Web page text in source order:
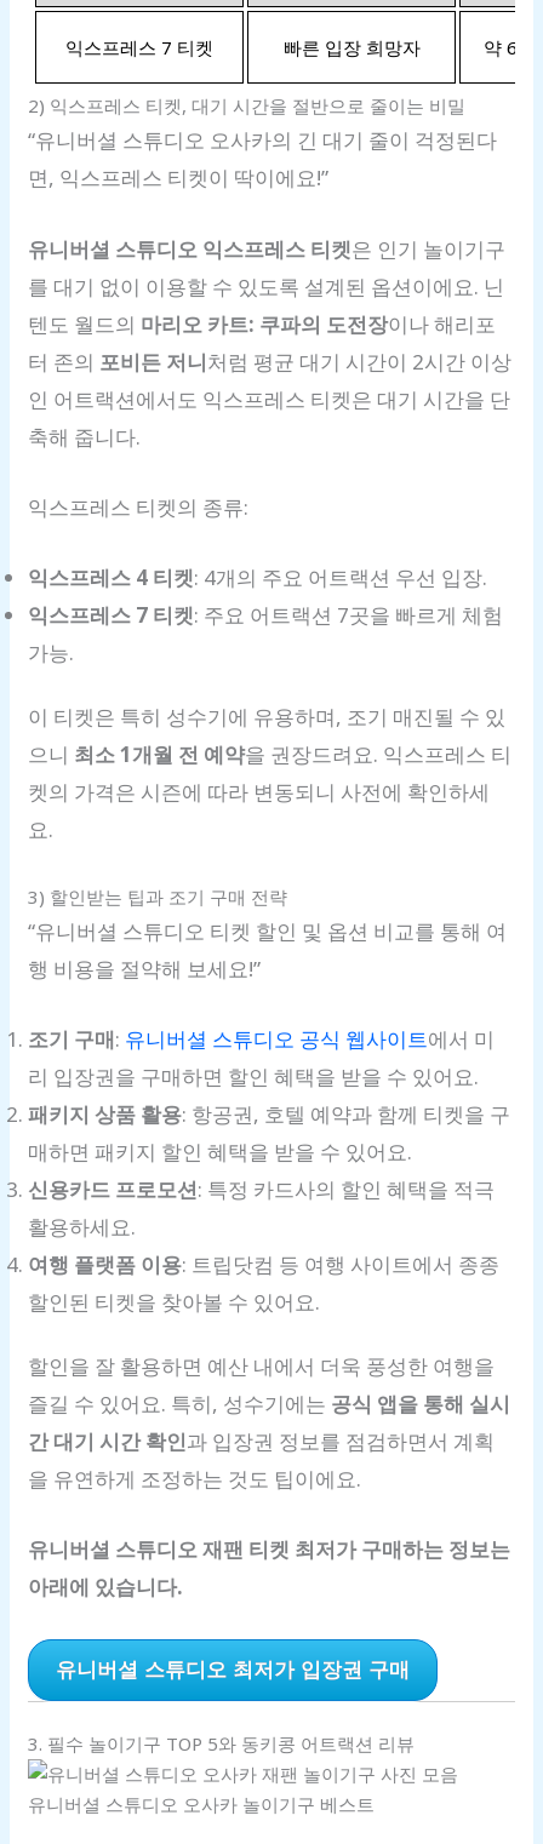
익스프레스 7 티켓 빠른 입장 희망자 약
2) 익스프레스 티켓, 대기 시간을 절반으로 줄이는 비밀
“유니버셜 스튜디오 오사카의 긴 대기 줄이 걱정된다
면, 익스프레스 티켓이 딱이에요!”
유니버셜 스튜디오 익스프레스 티켓은 인기 놀이기구
를 대기 없이 이용할 수 있도록 설계된 옵션이에요. 닌
텐도 월드의 마리오 카트: 쿠파의 도전장이나 해리포
터 존의 포비든 저니처럼 평균 대기 시간이 2시간 이상
인 어트랙션에서도 익스프레스 티켓은 대기 시간을 단
축해 줍니다.
익스프레스 티켓의 종류:
익스프레스 4 티켓: 4개의 주요 어트랙션 우선 입장.
익스프레스 7 티켓: 주요 어트랙션 7곳을 빠르게 체험
가능.
이 티켓은 특히 성수기에 유용하며, 조기 매진될 수 있
으니 최소 1개월 전 예약을 권장드려요. 익스프레스 티
켓의 가격은 시즌에 따라 변동되니 사전에 확인하세
요.
3) 할인받는 팁과 조기 구매 전략
“유니버셜 스튜디오 티켓 할인 및 옵션 비교를 통해 여
행 비용을 절약해 보세요!”
조기 구매: 유니버셜 스튜디오 공식 웹사이트에서 미
리 입장권을 구매하면 할인 혜택을 받을 수 있어요.
패키지 상품 활용: 항공권, 호텔 예약과 함께 티켓을 구
매하면 패키지 할인 혜택을 받을 수 있어요.
신용카드 프로모션: 특정 카드사의 할인 혜택을 적극
활용하세요.
여행 플랫폼 이용: 트립닷컴 등 여행 사이트에서 종종
할인된 티켓을 찾아볼 수 있어요.
할인을 잘 활용하면 예산 내에서 더욱 풍성한 여행을
즐길 수 있어요. 특히, 성수기에는 공식 앱을 통해 실시
간 대기 시간 확인과 입장권 정보를 점검하면서 계획
을 유연하게 조정하는 것도 팁이에요.
유니버셜 스튜디오 재팬 티켓 최저가 구매하는 정보는
아래에 있습니다.
유니버셜 스튜디오 최저가 입장권 구매
3. 필수 놀이기구 TOP 5와 동키콩 어트랙션 리뷰
유니버셜 스튜디오 오사카 놀이기구 베스트